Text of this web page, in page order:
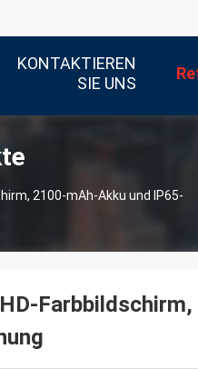
KONTAKTIEREN
SIE UNS
2100-mAh-Akku und IP65-